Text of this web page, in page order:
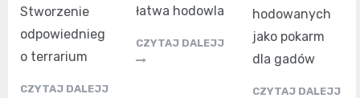
Stworzenie
odpowiednieg
o terrarium
CZYTAJ DALEJJ
łatwa hodowla
CZYTAJ DALEJJ
hodowanych
jako pokarm
dla gadów
CZYTAJ DALEJJ